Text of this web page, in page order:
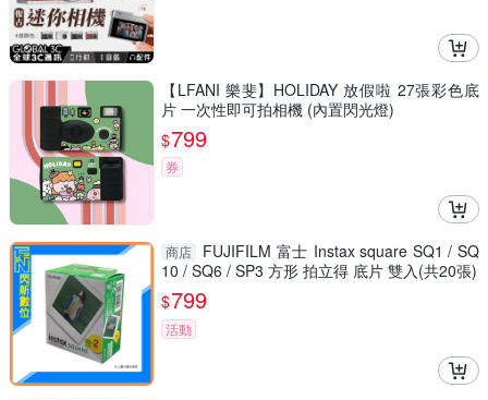
【LFANI 樂斐】HOLIDAY 放假啦 27張彩色底
片 一次性即可拍相機 (內置閃光燈)
$799
券
商店
FUJIFILM 富士 Instax square SQ1 / SQ
10 / SQ6 / SP3 方形 拍立得 底片 雙入(共20張)
$799
活動